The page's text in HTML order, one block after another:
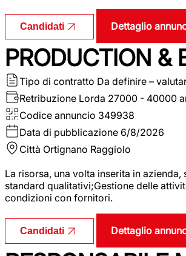
Candidati Dettaglio
PRODUCTION &
Tipo di contratto Da definire –
Retribuzione Lorda 27000 - 40000
Codice annuncio 349938
Data di pubblicazione 6/8/2026
Città Ortignano Raggiolo
La risorsa, una volta inserita in
standard qualitativi;Gestione delle
condizioni con fornitori.
Candidati Dettaglio